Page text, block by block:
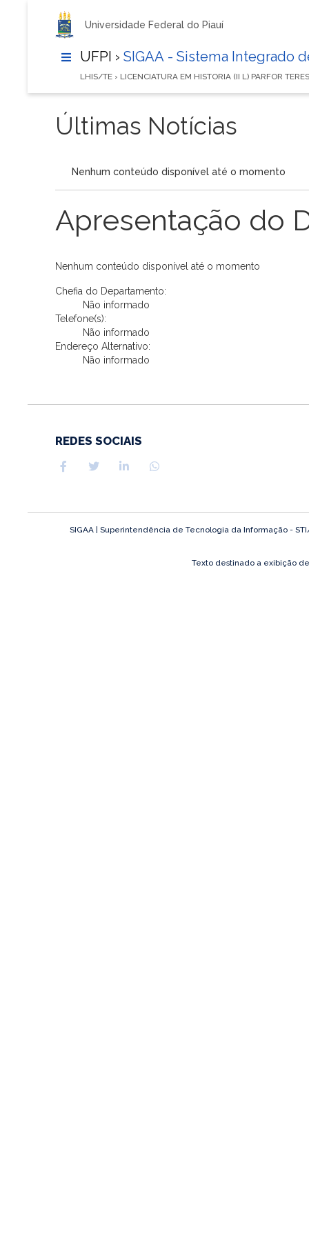
Universidade Federal do Piauí
UFPI › SIGAA - Sistema Integrado
LHIS/TE › LICENCIATURA EM HISTORIA (II L) PARFOR
Últimas Notícias
Nenhum conteúdo disponível até o momento
Apresentação do
Nenhum conteúdo disponível até o momento
Chefia do Departamento:
Não informado
Telefone(s):
Não informado
Endereço Alternativo:
Não informado
REDES SOCIAIS
SIGAA | Superintendência de Tecnologia da Informação -
Texto destinado a exibição